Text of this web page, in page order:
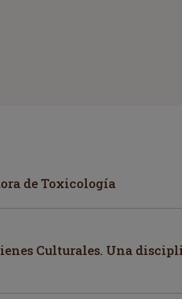
de Toxicología
Culturales. Una